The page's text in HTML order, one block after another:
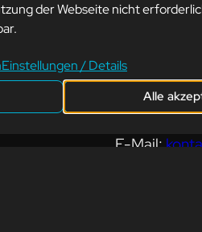
mission-
66539
E-Mail:
der Webseite nicht
Einstellungen / Details
Alle